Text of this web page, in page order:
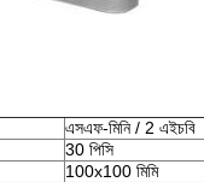
এসএফ-মিনি / 2 এইচবি
30 পিসি
100x100 মিমি